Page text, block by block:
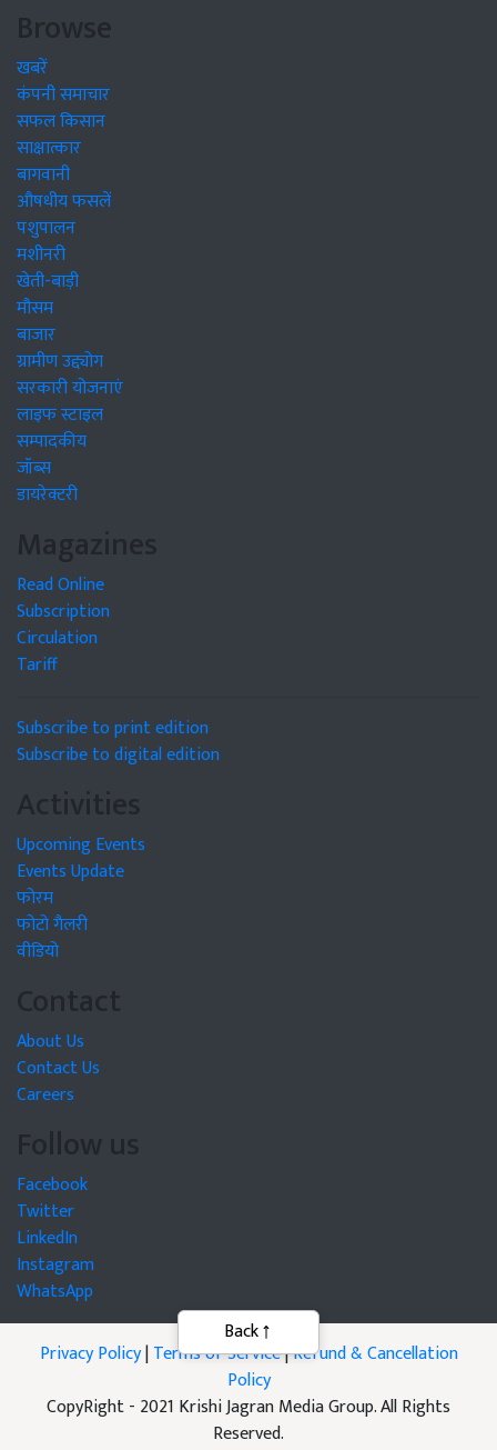
Browse
खबरें
कंपनी समाचार
सफल किसान
साक्षात्कार
बागवानी
औषधीय फसलें
पशुपालन
मशीनरी
खेती-बाड़ी
मौसम
बाजार
ग्रामीण उद्द्योग
सरकारी योजनाएं
लाइफ स्टाइल
सम्पादकीय
जॉब्स
डायरेक्टरी
Magazines
Read Online
Subscription
Circulation
Tariff
Subscribe to print edition
Subscribe to digital edition
Activities
Upcoming Events
Events Update
फोरम
फोटो गैलरी
वीडियो
Contact
About Us
Contact Us
Careers
Follow us
Facebook
Twitter
LinkedIn
Instagram
WhatsApp
Privacy Policy|Terms of Service|Refund & Cancellation
Policy
CopyRight - 2021 Krishi Jagran Media Group. All Rights
Reserved.